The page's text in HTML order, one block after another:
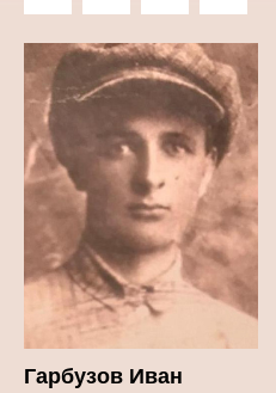
Гарбузов Иван